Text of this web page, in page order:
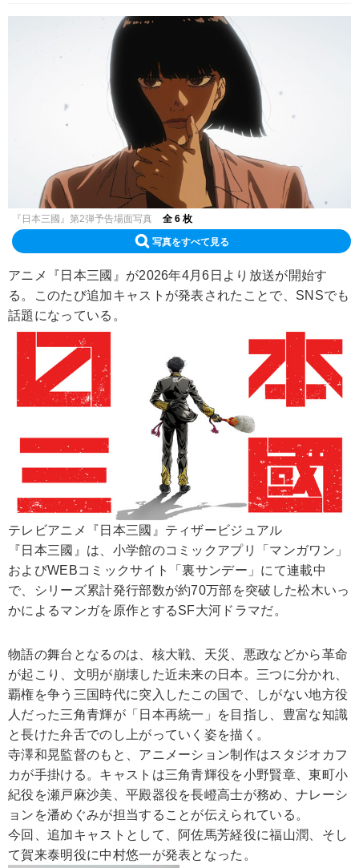
『日本三國』第2弾予告場面写真 全 6 枚
写真をすべて見る
アニメ『日本三國』が2026年4月6日より放送が開始す
る。このたび追加キャストが発表されたことで、SNSでも
話題になっている。
テレビアニメ『日本三國』ティザービジュアル
『日本三國』は、小学館のコミックアプリ「マンガワン」
およびWEBコミックサイト「裏サンデー」にて連載中
で、シリーズ累計発行部数が約70万部を突破した松木いっ
かによるマンガを原作とするSF大河ドラマだ。
物語の舞台となるのは、核大戦、天災、悪政などから革命
が起こり、文明が崩壊した近未来の日本。三つに分かれ、
覇権を争う三国時代に突入したこの国で、しがない地方役
人だった三角青輝が「日本再統一」を目指し、豊富な知識
と長けた弁舌でのし上がっていく姿を描く。
寺澤和晃監督のもと、アニメーション制作はスタジオカフ
カが手掛ける。キャストは三角青輝役を小野賢章、東町小
紀役を瀬戸麻沙美、平殿器役を長嶝高士が務め、ナレーシ
ョンを潘めぐみが担当することが伝えられている。
今回、追加キャストとして、阿佐馬芳経役に福山潤、そし
て賀来泰明役に中村悠一が発表となった。